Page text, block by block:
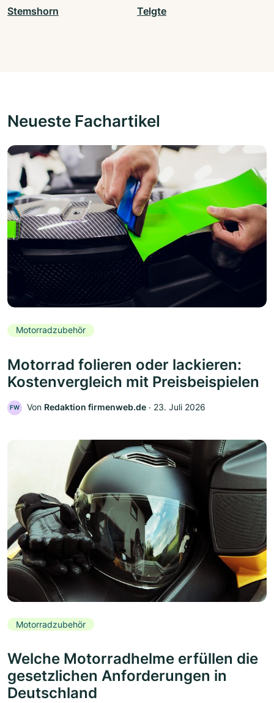
Stemshorn Telgte
Neueste Fachartikel
Motorradzubehör
Motorrad folieren oder lackieren:
Kostenvergleich mit Preisbeispielen
FW Von Redaktion firmenweb.de ‧ 23. Juli 2026
Motorradzubehör
Welche Motorradhelme erfüllen die
gesetzlichen Anforderungen in
Deutschland